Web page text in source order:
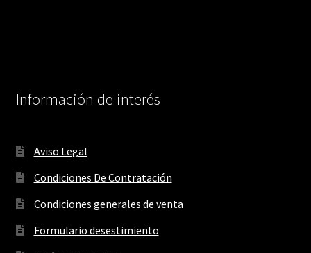
Información de interés
Aviso Legal
Condiciones De Contratación
Condiciones generales de venta
Formulario desestimiento